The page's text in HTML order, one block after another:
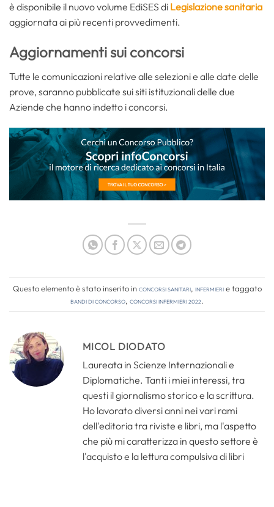
è disponibile il nuovo volume EdiSES di Legislazione sanitaria
aggiornata ai più recenti provvedimenti.
Aggiornamenti sui concorsi
Tutte le comunicazioni relative alle selezioni e alle date delle
prove, saranno pubblicate sui siti istituzionali delle due
Aziende che hanno indetto i concorsi.
Questo elemento è stato inserito inConcorsi Sanitari, Infermierie taggato
bandi di concorso, concorsi infermieri 2022.
MICOL DIODATO
Laureata in Scienze Internazionali e
Diplomatiche. Tanti i miei interessi, tra
questi il giornalismo storico e la scrittura.
Ho lavorato diversi anni nei vari rami
dell'editoria tra riviste e libri, ma l'aspetto
che più mi caratterizza in questo settore è
l'acquisto e la lettura compulsiva di libri